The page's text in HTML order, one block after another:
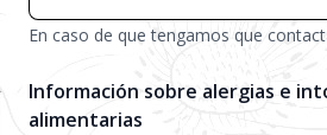
En caso de que tengamos que
Información sobre alergias e
alimentarias